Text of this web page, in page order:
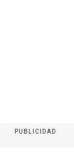
PUBLICIDAD